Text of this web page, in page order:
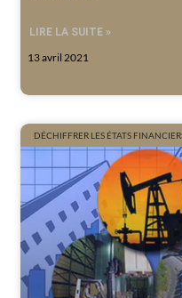
LIRE LA SUITE »
13 avril 2021
DÉCHIFFRER LES ÉTATS